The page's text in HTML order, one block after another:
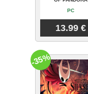
PC
13.99 €
-35%